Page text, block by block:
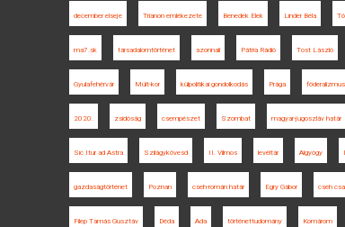
december elseje Trianon emlékezete Benedek Elek Linder Béla
ma7.sk társadalomtörténet azonnali Pátria Rádió Tost László
Gyulafehérvár Múlt-kor külpolitikai gondolkodás Prága föderalizmus
2020. zsidóság csempészet Szombat magyar-jugoszláv határ
Sic Itur ad Astra Szilágykövesd II. Vilmos levéltár Algyógy
gazdaságtörténet Poznan cseh-román határ Egry Gábor cseh
Filep Tamás Gusztáv Déda Ada történettudomány Komárom